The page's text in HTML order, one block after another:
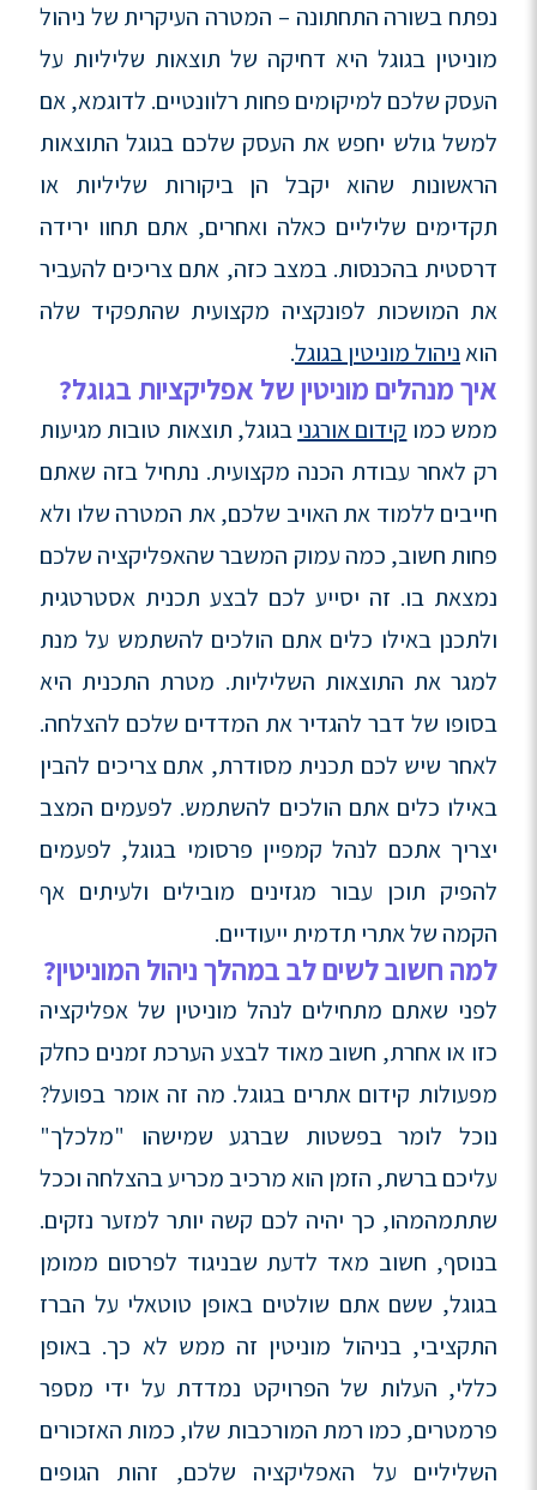
נפתח בשורה התחתונה – המטרה העיקרית של ניהול
מוניטין בגוגל היא דחיקה של תוצאות שליליות על
העסק שלכם למיקומים פחות רלוונטיים. לדוגמא, אם
למשל גולש יחפש את העסק שלכם בגוגל התוצאות
הראשונות שהוא יקבל הן ביקורות שליליות או
תקדימים שליליים כאלה ואחרים, אתם תחוו ירידה
דרסטית בהכנסות. במצב כזה, אתם צריכים להעביר
את המושכות לפונקציה מקצועית שהתפקיד שלה
הואניהול מוניטין בגוגל.
איך מנהלים מוניטין של אפליקציות בגוגל?
ממש כמו קידום אורגניבגוגל, תוצאות טובות מגיעות
רק לאחר עבודת הכנה מקצועית. נתחיל בזה שאתם
חייבים ללמוד את האויב שלכם, את המטרה שלו ולא
פחות חשוב, כמה עמוק המשבר שהאפליקציה שלכם
נמצאת בו. זה יסייע לכם לבצע תכנית אסטרטגית
ולתכנן באילו כלים אתם הולכים להשתמש על מנת
למגר את התוצאות השליליות. מטרת התכנית היא
בסופו של דבר להגדיר את המדדים שלכם להצלחה.
לאחר שיש לכם תכנית מסודרת, אתם צריכים להבין
באילו כלים אתם הולכים להשתמש. לפעמים המצב
יצריך אתכם לנהל קמפיין פרסומי בגוגל, לפעמים
להפיק תוכן עבור מגזינים מובילים ולעיתים אף
הקמה של אתרי תדמית ייעודיים.
למה חשוב לשים לב במהלך ניהול המוניטין?
לפני שאתם מתחילים לנהל מוניטין של אפליקציה
כזו או אחרת, חשוב מאוד לבצע הערכת זמנים כחלק
מפעולות קידום אתרים בגוגל. מה זה אומר בפועל?
נוכל לומר בפשטות שברגע שמישהו "מלכלך"
עליכם ברשת, הזמן הוא מרכיב מכריע בהצלחה וככל
שתתמהמהו, כך יהיה לכם קשה יותר למזער נזקים.
בנוסף, חשוב מאד לדעת שבניגוד לפרסום ממומן
בגוגל, ששם אתם שולטים באופן טוטאלי על הברז
התקציבי, בניהול מוניטין זה ממש לא כך. באופן
כללי, העלות של הפרויקט נמדדת על ידי מספר
פרמטרים, כמו רמת המורכבות שלו, כמות האזכורים
השליליים על האפליקציה שלכם, זהות הגופים